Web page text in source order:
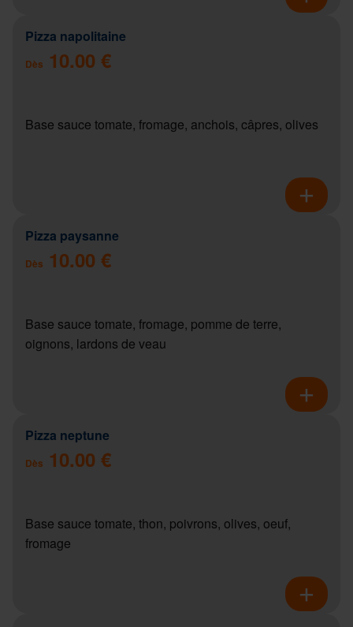
Pizza napolitaine
Dès 10.00 €
Base sauce tomate, fromage, anchois, câpres, olives
Pizza paysanne
Dès 10.00 €
Base sauce tomate, fromage, pomme de terre,
oignons, lardons de veau
Pizza neptune
Dès 10.00 €
Base sauce tomate, thon, poivrons, olives, oeuf,
fromage